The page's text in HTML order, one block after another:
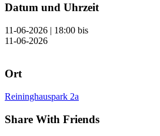
Datum und Uhrzeit
11-06-2026 | 18:00 bis
11-06-2026
Ort
Reininghauspark 2a
Share With Friends